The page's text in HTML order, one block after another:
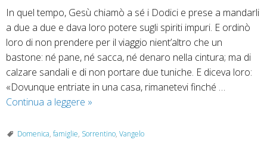
In quel tempo, Gesù chiamò a sé i Dodici e prese a mandarli
a due a due e dava loro potere sugli spiriti impuri. E ordinò
loro di non prendere per il viaggio nient’altro che un
bastone: né pane, né sacca, né denaro nella cintura; ma di
calzare sandali e di non portare due tuniche. E diceva loro:
«Dovunque entriate in una casa, rimanetevi finché …
Continua a leggere 14
–
»
Domenica, famiglie, Sorrentino, Vangelo